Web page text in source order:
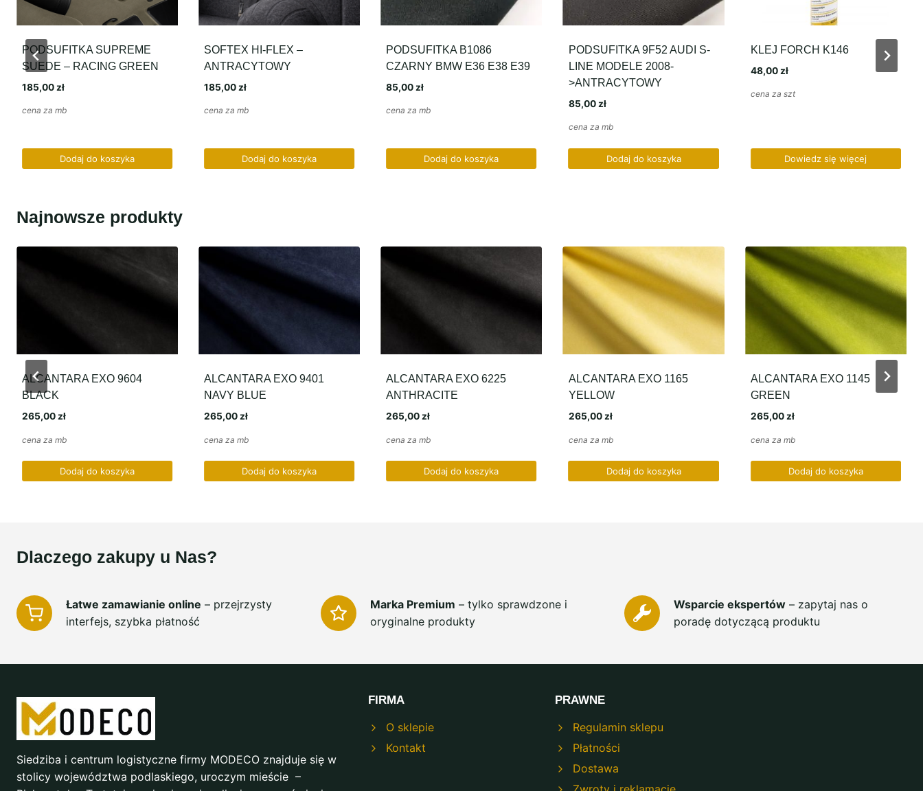
SUPREME
– RACING GREEN
Dodaj do koszyka
SOFTEX HI-FLEX –
ANTRACYTOWY
Dodaj do koszyka
PODSUFITKA B1086
CZARNY BMW E36 E38 E39
Dodaj do koszyka
PODSUFITKA 9F52 AUDI S-
LINE MODELE 2008-
>ANTRACYTOWY
Dodaj do koszyka
KLEJ FORCH K146
Dowiedz się więcej
SLIM
Najnowsze produkty
ALCANTARA EXO 9604
BLACK
265,00 zł
cena za mb
Dodaj do koszyka
ALCANTARA EXO 9401
NAVY BLUE
265,00 zł
cena za mb
Dodaj do koszyka
ALCANTARA EXO 6225
ANTHRACITE
265,00 zł
cena za mb
Dodaj do koszyka
ALCANTARA EXO 1165
YELLOW
265,00 zł
cena za mb
Dodaj do koszyka
ALCANTARA EXO 1145
GREEN
265,00 zł
cena za mb
Dodaj do koszyka
Dlaczego zakupy u Nas?
Łatwe zamawianie online – przejrzysty
interfejs, szybka płatność
Marka Premium – tylko sprawdzone i
oryginalne produkty
Wsparcie ekspertów – zapytaj nas o
poradę dotyczącą produktu
Siedziba i centrum logistyczne firmy MODECO znajduje się w
stolicy województwa podlaskiego, uroczym mieście –
FIRMA
O sklepie
Kontakt
PRAWNE
Regulamin sklepu
Płatności
Dostawa